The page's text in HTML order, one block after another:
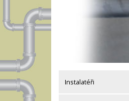
Instalatéři